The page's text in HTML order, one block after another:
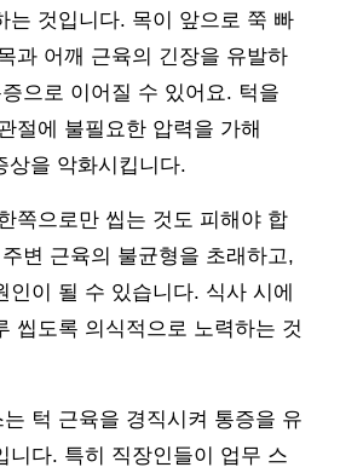
는 것입니다. 목이 앞으로 쭉 빠
과 어깨 근육의 긴장을 유발하
으로 이어질 수 있어요. 턱을
절에 불필요한 압력을 가해
상을 악화시킵니다.
쪽으로만 씹는 것도 피해야 합
변 근육의 불균형을 초래하고,
인이 될 수 있습니다. 식사 시에
씹도록 의식적으로 노력하는 것
턱 근육을 경직시켜 통증을 유
니다. 특히 직장인들이 업무 스